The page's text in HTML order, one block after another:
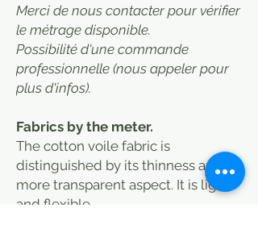
Merci de nous contacter pour vérifier
le métrage disponible.
Possibilité d'une commande
professionnelle (nous appeler pour
plus d'infos).
Fabrics by the meter.
The cotton voile fabric is
distinguished by its thinness and its
more transparent aspect. It is light
and flexible.